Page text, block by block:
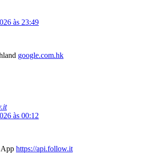
às 23:49
google.com.hk
às 00:12
https://api.follow.it